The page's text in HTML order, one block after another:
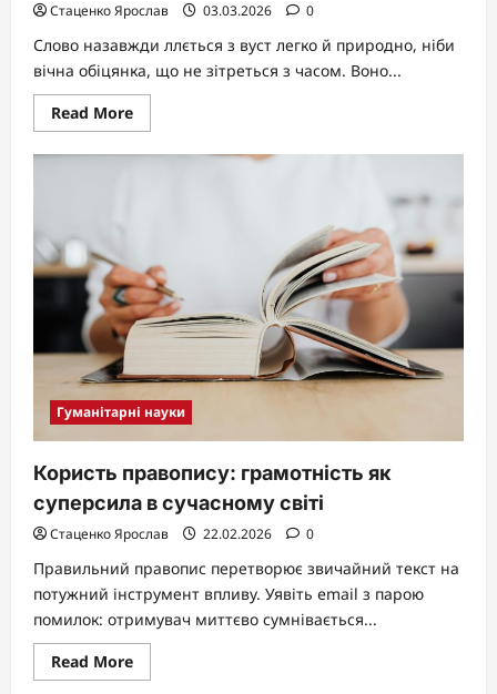
Стаценко Ярослав 03.03.2026 0
Слово назавжди ллється з вуст легко й природно, ніби
вічна обіцянка, що не зітреться з часом. Воно...
Read MoreRead
more
Назавжди
Гуманітарні науки
Користь правопису: грамотність як
суперсила в сучасному світі
Стаценко Ярослав 22.02.2026 0
Правильний правопис перетворює звичайний текст на
потужний інструмент впливу. Уявіть email з парою
помилок: отримувач миттєво сумнівається...
Read MoreRead
more